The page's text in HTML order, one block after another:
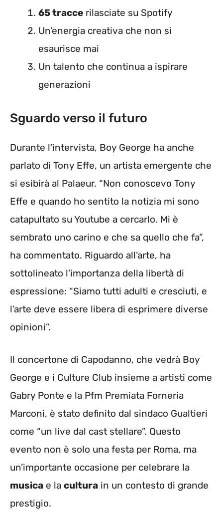
65 tracce rilasciate su Spotify
Un’energia creativa che non si
esaurisce mai
Un talento che continua a ispirare
generazioni
Sguardo verso il futuro
Durante l’intervista, Boy George ha anche
parlato di Tony Effe, un artista emergente che
si esibirà al Palaeur. “Non conoscevo Tony
Effe e quando ho sentito la notizia mi sono
catapultato su Youtube a cercarlo. Mi è
sembrato uno carino e che sa quello che fa”,
ha commentato. Riguardo all’arte, ha
sottolineato l’importanza della libertà di
espressione: “Siamo tutti adulti e cresciuti, e
l’arte deve essere libera di esprimere diverse
opinioni”.
Il concertone di Capodanno, che vedrà Boy
George e i Culture Club insieme a artisti come
Gabry Ponte e la Pfm Premiata Forneria
Marconi, è stato definito dal sindaco Gualtieri
come “un live dal cast stellare”. Questo
evento non è solo una festa per Roma, ma
un’importante occasione per celebrare la
musica e la cultura in un contesto di grande
prestigio.